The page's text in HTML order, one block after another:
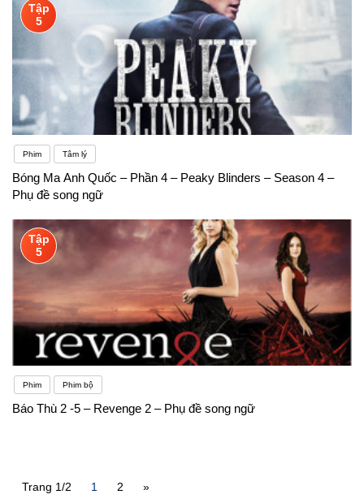
Tập
5
Phim Tâm lý
Bóng Ma Anh Quốc – Phần 4 – Peaky Blinders – Season 4 –
Phụ đề song ngữ
Tập
5
Phim Phim bộ
Báo Thù 2 -5 – Revenge 2 – Phụ đề song ngữ
Trang 1/2 1 2 »